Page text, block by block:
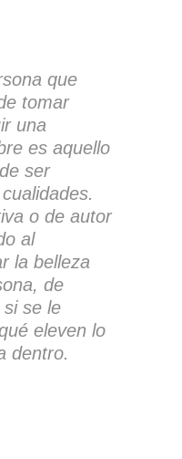
que
tomar
una
es aquello
ser
o de autor
al
la belleza
de
se le
eleven lo
dentro.